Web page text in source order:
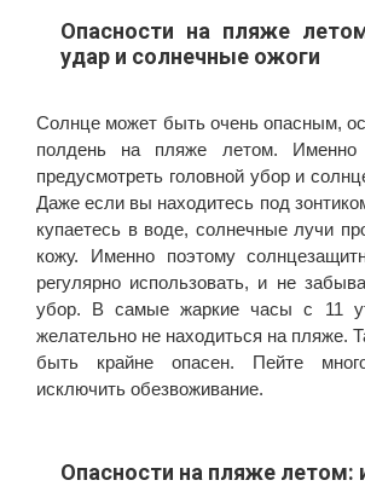
Опасности на пляже
удар и солнечные ожоги
Солнце может быть очень опасным,
полдень на пляже летом. Именно
предусмотреть головной убор и
Даже если вы находитесь под
купаетесь в воде, солнечные лучи
кожу. Именно поэтому
регулярно использовать, и не
убор. В самые жаркие часы с 11
желательно не находиться на пляже.
быть крайне опасен. Пейте
исключить обезвоживание.
Опасности на пляже летом: